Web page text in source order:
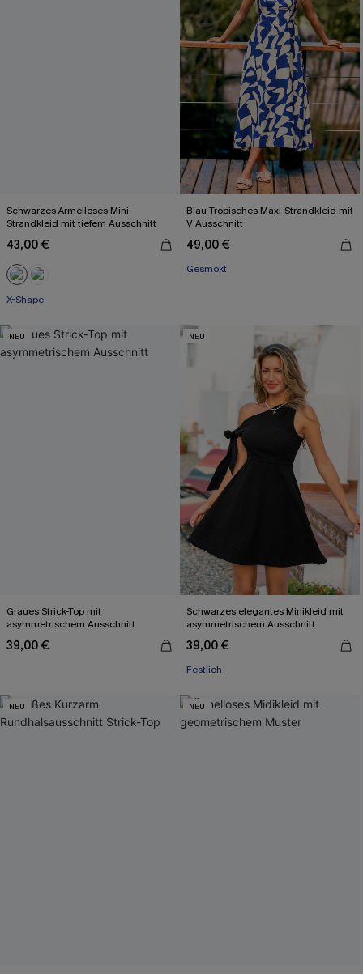
Schwarzes Ärmelloses Mini-
Strandkleid mit tiefem Ausschnitt
43,00 €
X-Shape
Blau Tropisches Maxi-Strandkleid mit
V-Ausschnitt
49,00 €
Gesmokt
NEU
Graues Strick-Top mit
asymmetrischem Ausschnitt
39,00 €
NEU
Schwarzes elegantes Minikleid mit
asymmetrischem Ausschnitt
39,00 €
Festlich
NEU NEU